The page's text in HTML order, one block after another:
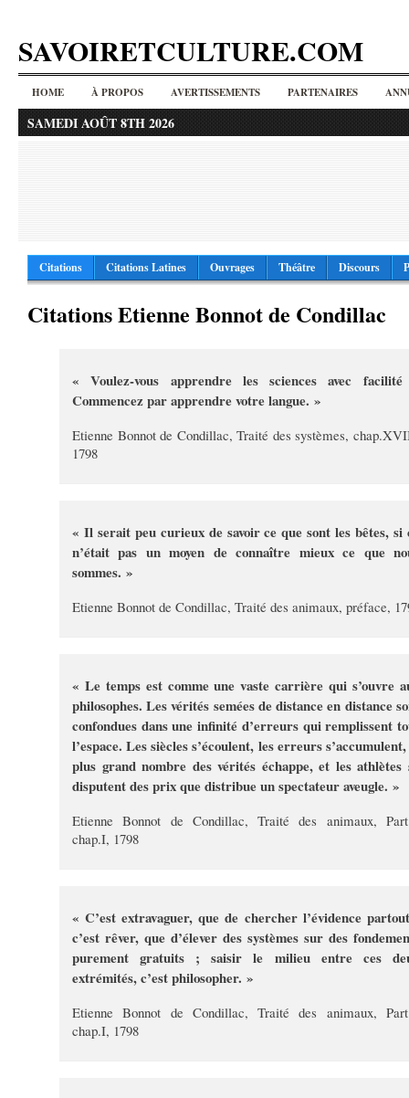
SAVOIRETCULTURE.COM
HOME À PROPOS AVERTISSEMENTS PARTENAIRES
SAMEDI AOÛT 8TH 2026
Citations Citations Latines Ouvrages Théâtre Discours
Citations Etienne Bonnot de Condillac
« Voulez-vous apprendre les sciences avec
Commencez par apprendre votre langue. »
Etienne Bonnot de Condillac, Traité des systèmes,
1798
« Il serait peu curieux de savoir ce que sont les bêtes, si
n’était pas un moyen de connaître mieux ce que
sommes. »
Etienne Bonnot de Condillac, Traité des animaux, préface,
« Le temps est comme une vaste carrière qui s’ouvre
philosophes. Les vérités semées de distance en distance
confondues dans une infinité d’erreurs qui remplissent
l’espace. Les siècles s’écoulent, les erreurs
plus grand nombre des vérités échappe, et les athlètes
disputent des prix que distribue un spectateur aveugle. »
Etienne Bonnot de Condillac, Traité des animaux,
chap.I, 1798
« C’est extravaguer, que de chercher l’évidence
c’est rêver, que d’élever des systèmes sur des
purement gratuits ; saisir le milieu entre ces
extrémités, c’est philosopher. »
Etienne Bonnot de Condillac, Traité des animaux,
chap.I, 1798